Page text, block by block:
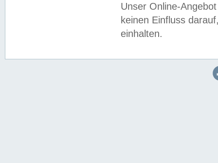
Unser Online-
keinen Einfluss
einhalten.